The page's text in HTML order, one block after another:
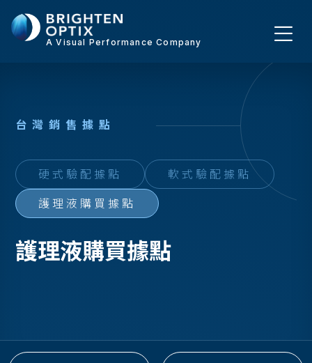
A Visual Performance Company
台灣銷 售據點
硬式驗配據點 軟式驗配據點
護理液購買據點
護理液購買據點